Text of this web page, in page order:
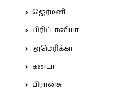
ஜெர்மனி
பிரிட்டானியா
அமெரிக்கா
கனடா
பிரான்சு